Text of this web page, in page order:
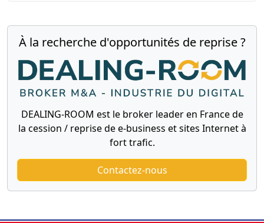
À la recherche d'opportunités de reprise ?
DEALING-ROOM est le broker leader en France de
la cession / reprise de e-business et sites Internet à
fort trafic.
Contactez-nous